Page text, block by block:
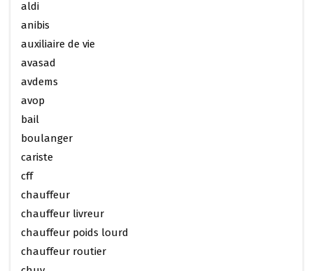
aldi
anibis
auxiliaire de vie
avasad
avdems
avop
bail
boulanger
cariste
cff
chauffeur
chauffeur livreur
chauffeur poids lourd
chauffeur routier